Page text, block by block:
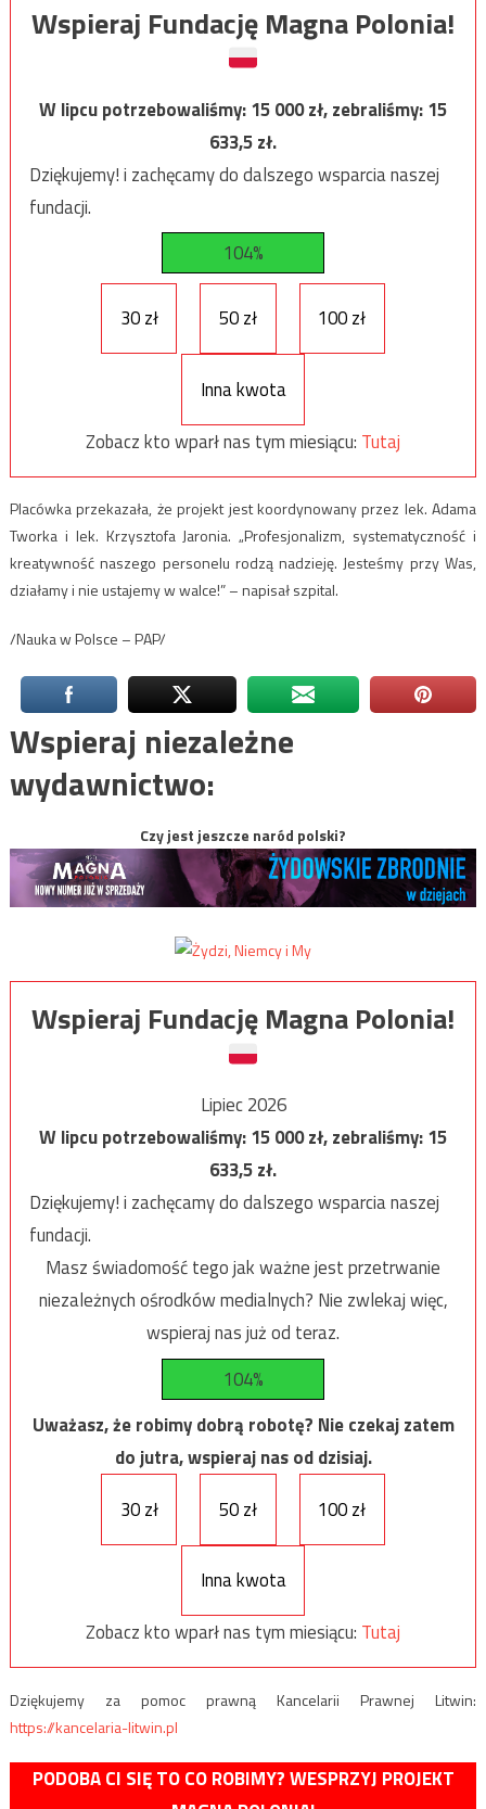
Wspieraj Fundację Magna Polonia!
W lipcu potrzebowaliśmy:15 000zł, zebraliśmy:15
633,5zł.
Dziękujemy! i zachęcamy do dalszego wsparcia naszej
fundacji.
104%
30 zł 50 zł 100 zł
Inna kwota
Zobacz kto wparł nas tym miesiącu: Tutaj
Placówka przekazała, że projekt jest koordynowany przez lek. Adama
Tworka i lek. Krzysztofa Jaronia. „Profesjonalizm, systematyczność i
kreatywność naszego personelu rodzą nadzieję. Jesteśmy przy Was,
działamy i nie ustajemy w walce!” – napisał szpital.
/Nauka w Polsce – PAP/
Wspieraj niezależne
wydawnictwo:
Czy jest jeszcze naród polski?
Wspieraj Fundację Magna Polonia!
Lipiec 2026
W lipcu potrzebowaliśmy:15 000zł, zebraliśmy:15
633,5zł.
Dziękujemy! i zachęcamy do dalszego wsparcia naszej
fundacji.
Masz świadomość tego jak ważne jest przetrwanie
niezależnych ośrodków medialnych? Nie zwlekaj więc,
wspieraj nas już od teraz.
104%
Uważasz, że robimy dobrą robotę? Nie czekaj zatem
do jutra, wspieraj nas od dzisiaj.
30 zł
50 zł 100 zł
Inna kwota
Zobacz kto wparł nas tym miesiącu: Tutaj
Dziękujemy za pomoc prawną Kancelarii Prawnej Litwin:
https://kancelaria-litwin.pl
PODOBA CI SIĘ TO CO ROBIMY? WESPRZYJ PROJEKT